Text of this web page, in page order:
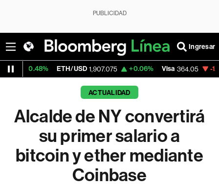
PUBLICIDAD
Ingresar
ETH/USD 1,907.075 +0.06% Visa 364.05 -1.73%
ACTUALIDAD
Alcalde de NY convertirá
su primer salario a
bitcoin y ether mediante
Coinbase